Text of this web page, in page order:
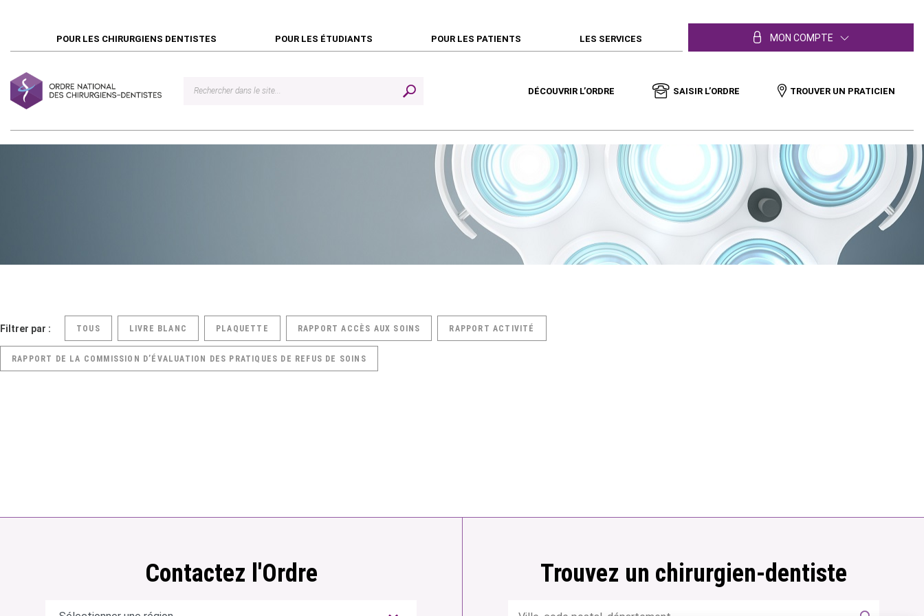
POUR LES CHIRURGIENS DENTISTES POUR LES ÉTUDIANTS POUR LES PATIENTS LES SERVICES MON COMPTE
DÉCOUVRIR L’ORDRE SAISIR L’ORDRE TROUVER UN PRATICIEN
Filtrer par : TOUS LIVRE BLANC PLAQUETTE RAPPORT ACCÈS AUX SOINS RAPPORT ACTIVITÉ
RAPPORT DE LA COMMISSION D’ÉVALUATION DES PRATIQUES DE REFUS DE SOINS
Contactez l'Ordre Trouvez un chirurgien-dentiste